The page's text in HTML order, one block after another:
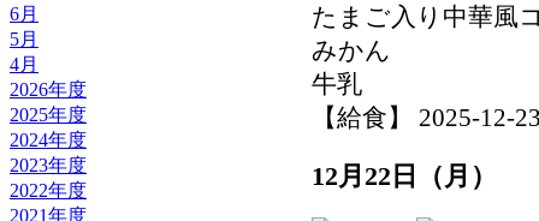
6月
5月
4月
2026年度
2025年度
2024年度
2023年度
2022年度
2021年度
たまご入り中華風
みかん
牛乳
【給食】 2025-12-
12月22日（月）